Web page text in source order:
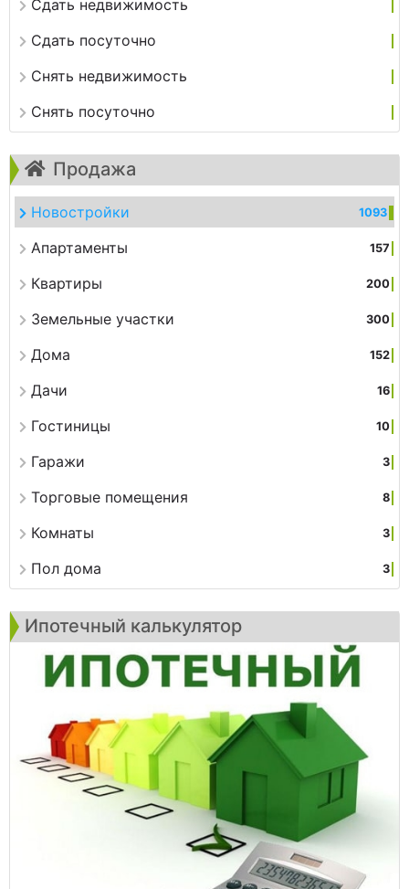
Сдать недвижимость
Сдать посуточно
Снять недвижимость
Снять посуточно
Продажа
Новостройки 1093
Апартаменты 157
Квартиры 200
Земельные участки 300
Дома 152
Дачи 16
Гостиницы 10
Гаражи 3
Торговые помещения 8
Комнаты 3
Пол дома 3
Ипотечный калькулятор